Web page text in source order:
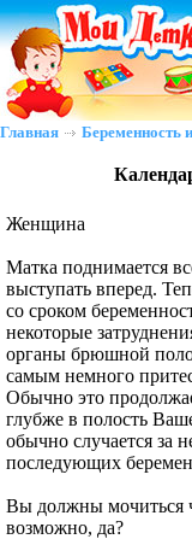
Главная Беременность
Женщина
Матка поднимается
выступать вперед.
со сроком
некоторые
органы брюшной
самым немного
Обычно это
глубже в полость
обычно случается за
последующих
Вы должны мочиться
возможно, да?